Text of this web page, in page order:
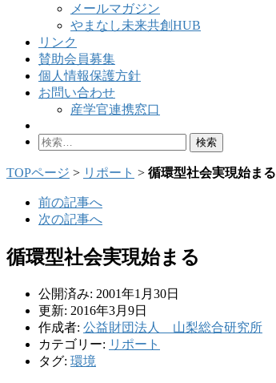
メールマガジン
やまなし未来共創HUB
リンク
賛助会員募集
個人情報保護方針
お問い合わせ
産学官連携窓口
検
TOPページ > リポート > 循環型社会実現始まる
前の記事へ
次の記事へ
循環型社会実現始まる
公開済み: 2001年1月30日
更新: 2016年3月9日
作成者: 公益財団法人 山梨総合研究所
カテゴリー: リポート
タグ: 環境